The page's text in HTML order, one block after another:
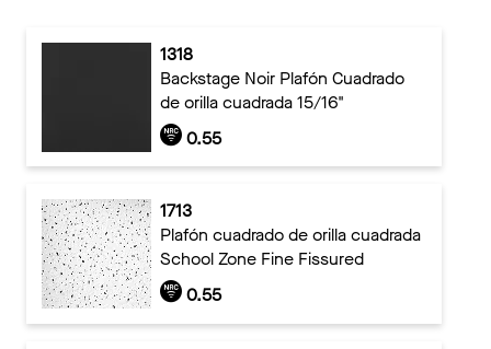
1318
Backstage Noir Plafón Cuadrado
de orilla cuadrada 15/16"
0.55
1713
Plafón cuadrado de orilla cuadrada
School Zone Fine Fissured
0.55